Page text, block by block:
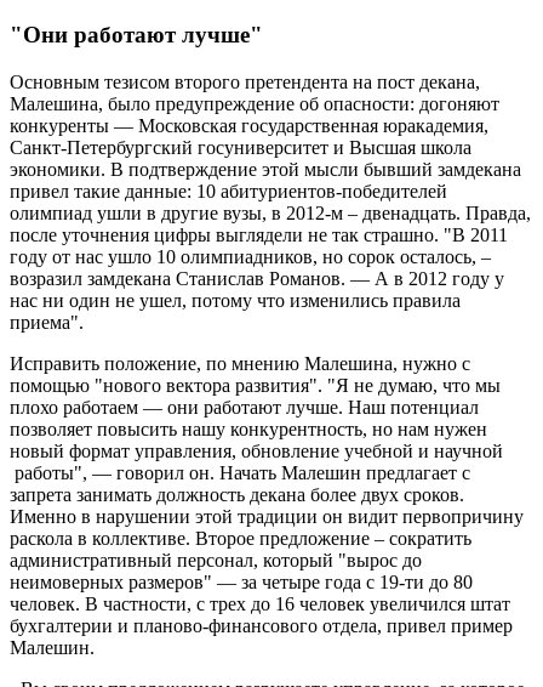
"Они работают лучше"
Основным тезисом второго претендента на пост декана,
Малешина, было предупреждение об опасности: догоняют
конкуренты — Московская государственная юракадемия,
Санкт-Петербургский госуниверситет и Высшая школа
экономики. В подтверждение этой мысли бывший замдекана
привел такие данные: 10 абитуриентов-победителей
олимпиад ушли в другие вузы, в 2012-м – двенадцать. Правда,
после уточнения цифры выглядели не так страшно. "В 2011
году от нас ушло 10 олимпиадников, но сорок осталось, –
возразил замдекана Станислав Романов. — А в 2012 году у
нас ни один не ушел, потому что изменились правила
приема".
Исправить положение, по мнению Малешина, нужно с
помощью "нового вектора развития". "Я не думаю, что мы
плохо работаем — они работают лучше. Наш потенциал
позволяет повысить нашу конкурентность, но нам нужен
новый формат управления, обновление учебной и научной
работы", — говорил он. Начать Малешин предлагает с
запрета занимать должность декана более двух сроков.
Именно в нарушении этой традиции он видит первопричину
раскола в коллективе. Второе предложение – сократить
административный персонал, который "вырос до
неимоверных размеров" — за четыре года с 19-ти до 80
человек. В частности, с трех до 16 человек увеличился штат
бухгалтерии и планово-финансового отдела, привел пример
Малешин.